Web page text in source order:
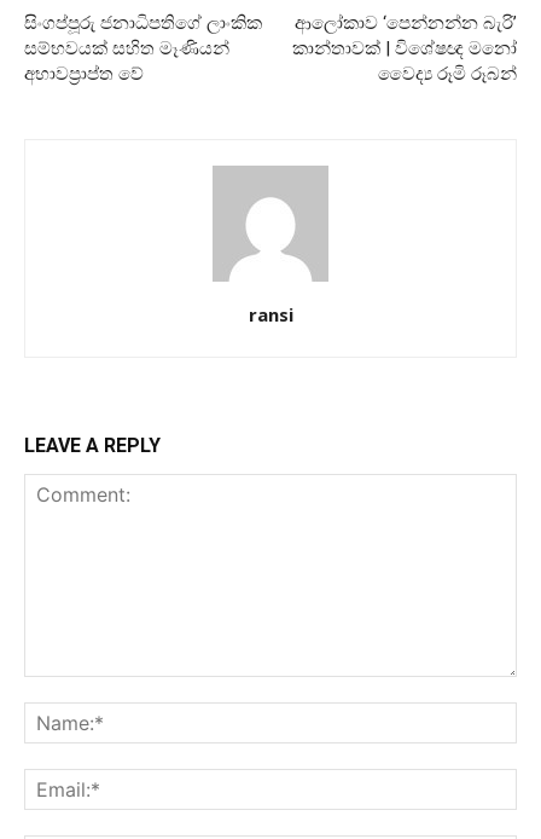
සිංගප්පූරු ජනාධිපතිගේ ලාංකික
සම්භවයක් සහිත මෑණියන්
අභාවප්‍රාප්ත වේ
ආලෝකාව ‘පෙන්නන්න බැරි’
කාන්තාවක් | විශේෂඥ මනෝ
වෛද්‍ය රූමි රූබන්
ransi
LEAVE A REPLY